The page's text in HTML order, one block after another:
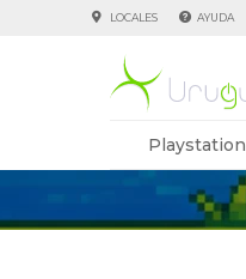
Playstation
LOCALES AYUDA